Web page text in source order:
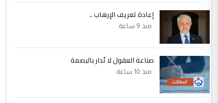
إعادة تعريف الإرهاب ..
منذ 9 ساعة
صناعة العقول لا تُدار بالبصمة
منذ 10 ساعة